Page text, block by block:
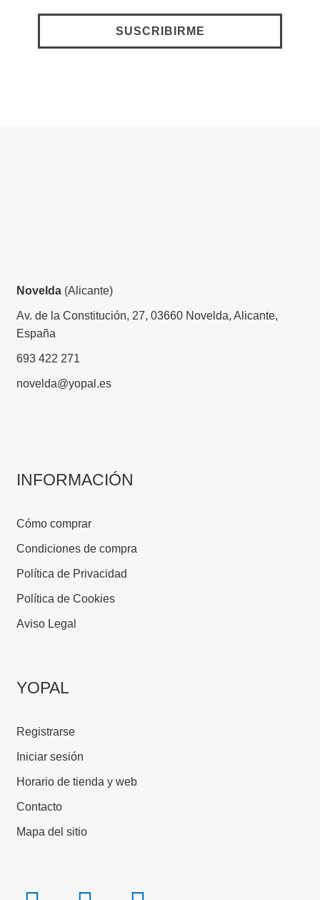
Novelda(Alicante)
Av. de la Constitución, 27, 03660 Novelda, Alicante,
España
693 422 271
novelda@yopal.es
INFORMACIÓN
Cómo comprar
Condiciones de compra
Política de Privacidad
Política de Cookies
Aviso Legal
YOPAL
Registrarse
Iniciar sesión
Horario de tienda y web
Contacto
Mapa del sitio